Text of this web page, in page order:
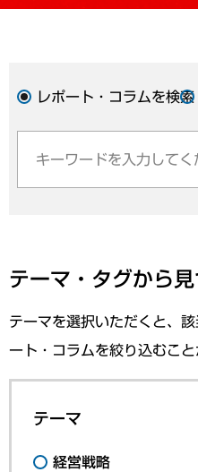
レポート・コラムを検索
テーマ・タグから
テーマを選択いただくと、
ート・コラムを絞り込むこと
テーマ
経営戦略